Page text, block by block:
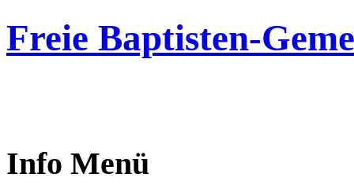
Freie Baptisten-
Info Menü